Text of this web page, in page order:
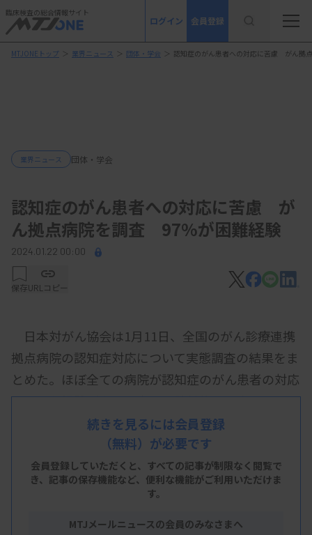
臨床検査の総合情報サイト
ログイン 会員登録
MTJONEトップ ＞ 業界ニュース ＞ 団体・学会 ＞ 認知症のがん患者への対応に苦慮 がん拠
業界ニュース 団体・学会
認知症のがん患者への対応に苦慮 が
ん拠点病院を調査 97%が困難経験
2024.01.22 00:00
保存URLコピー
日本対がん協会は1月11日、全国のがん診療連携
拠点病院の認知症対応について実態調査の結果をま
とめた。ほぼ全ての病院が認知症のがん患者の対応
で困った経験がある一方、入院前後のスクリーニン
グ検査は22％にとどまり対策が十分ではない実態が
分かった。高齢化に伴い認知症のがん患者は増えて
おり、本人希望に基づくがん治療を続けていくため
にも、簡易な検査などで患者を拾い上げ、認知機能
続きを見るには会員登録
（無料）が必要です
会員登録していただくと、すべての記事が制限なく閲覧で
き、 記事の保存機能など、便利な機能がご利用いただけま
す。
MTJメールニュースの会員のみなさまへ